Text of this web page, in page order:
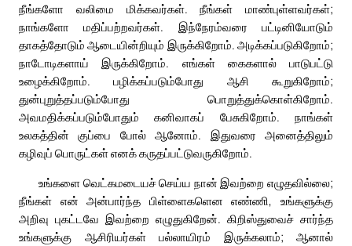
நீங்களோ வலிமை மிக்கவர்கள். நீங்கள் மாண்புள்ளவர்கள்;
நாங்களோ மதிப்பற்றவர்கள். இந்நேரம்வரை பட்டினியோடும்
தாகத்தோடும் ஆடையின்றியும் இருக்கிறோம். அடிக்கப்படுகிறோம்;
நாடோடிகளாய் இருக்கிறோம். எங்கள் கைகளால் பாடுபட்டு
உழைக்கிறோம். பழிக்கப்படும்போது ஆசி கூறுகிறோம்;
துன்புறுத்தப்படும்போது பொறுத்துக்கொள்கிறோம்.
அவமதிக்கப்படும்போதும் கனிவாகப் பேசுகிறோம். நாங்கள்
உலகத்தின் குப்பை போல் ஆனோம். இதுவரை அனைத்திலும்
கழிவுப் பொருட்கள் எனக் கருதப்பட்டுவருகிறோம்.
உங்களை வெட்கமடையச் செய்ய நான் இவற்றை எழுதவில்லை;
நீங்கள் என் அன்பார்ந்த பிள்ளைகளென எண்ணி, உங்களுக்கு
அறிவு புகட்டவே இவற்றை எழுதுகிறேன். கிறிஸ்துவைச் சார்ந்த
உங்களுக்கு ஆசிரியர்கள் பல்லாயிரம் இருக்கலாம்; ஆனால்